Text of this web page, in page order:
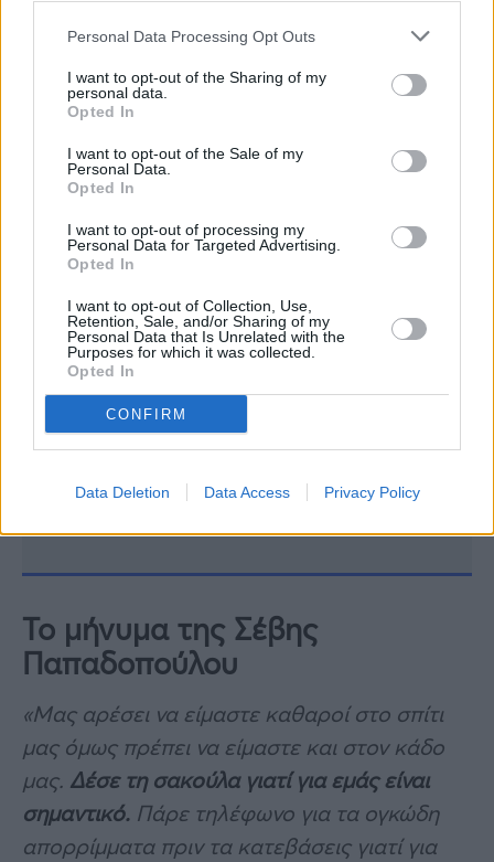
Personal Data Processing Opt Outs
I want to opt-out of the Sharing of my
personal data.
Opted In
I want to opt-out of the Sale of my
Personal Data.
Opted In
I want to opt-out of processing my
Personal Data for Targeted Advertising.
Opted In
I want to opt-out of Collection, Use,
Retention, Sale, and/or Sharing of my
Personal Data that Is Unrelated with the
Purposes for which it was collected.
Opted In
CONFIRM
Data Deletion Data Access Privacy Policy
Συνεντεύξεις 18/11/2025
Δήμητρα Δερζέκου: «Λέω τη δική μου
αλήθεια»
Συνεντεύξεις 18/11/2025
Τζεφ Μοντάνα: «Κανένας δεν μπορεί
Το μήνυμα της Σέβης
Παπαδοπούλου
«Μας αρέσει να είμαστε καθαροί στο σπίτι
μας όμως πρέπει να είμαστε και στον κάδο
μας. Δέσε τη σακούλα γιατί για εμάς είναι
σημαντικό. Πάρε τηλέφωνο για τα ογκώδη
απορρίμματα πριν τα κατεβάσεις γιατί για